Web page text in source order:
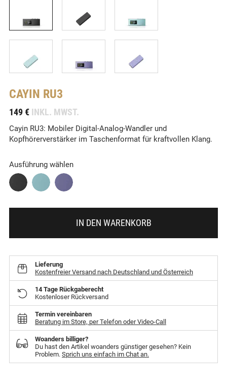
CAYIN RU3
149 € INKL. MWST.
Cayin RU3: Mobiler Digital-Analog-Wandler und
Kopfhörerverstärker im Taschenformat für kraftvollen Klang.
Ausführung wählen
IN DEN WARENKORB
Lieferung
Kostenfreier Versand nach Deutschland und Österreich
14 Tage Rückgaberecht
Kostenloser Rückversand
Termin vereinbaren
Beratung im Store, per Telefon oder Video-Call
Woanders billiger?
Du hast den Artikel woanders günstiger gesehen? Kein
Problem. Sprich uns einfach im Chat an.